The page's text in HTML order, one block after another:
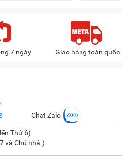
7 ngày Giao hàng toàn quốc
Chat Zalo
Thứ 6)
và Chủ nhật)